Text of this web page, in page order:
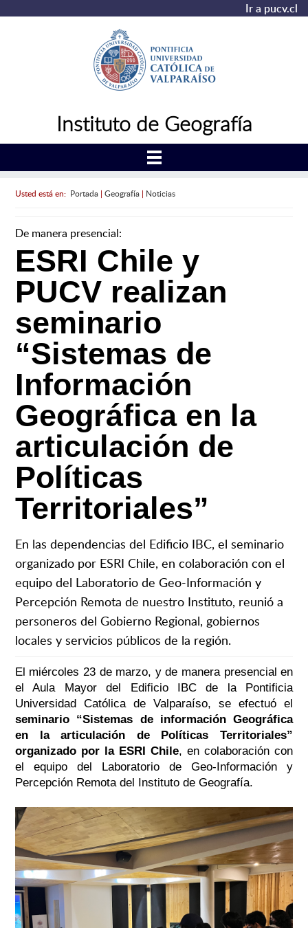
Ir a pucv.cl
Instituto de Geografía
Usted está en: Portada| Geografía| Noticias
De manera presencial:
ESRI Chile y
PUCV realizan
seminario
“Sistemas de
Información
Geográfica en la
articulación de
Políticas
Territoriales”
En las dependencias del Edificio IBC, el seminario
organizado por ESRI Chile, en colaboración con el
equipo del Laboratorio de Geo-Información y
Percepción Remota de nuestro Instituto, reunió a
personeros del Gobierno Regional, gobiernos
locales y servicios públicos de la región.
El miércoles 23 de marzo, y de manera presencial en
el Aula Mayor del Edificio IBC de la Pontificia
Universidad Católica de Valparaíso, se efectuó el
seminario “Sistemas de información Geográfica
en la articulación de Políticas Territoriales”
organizado por la ESRI Chile, en colaboración con
el equipo del Laboratorio de Geo-Información y
Percepción Remota del Instituto de Geografía.